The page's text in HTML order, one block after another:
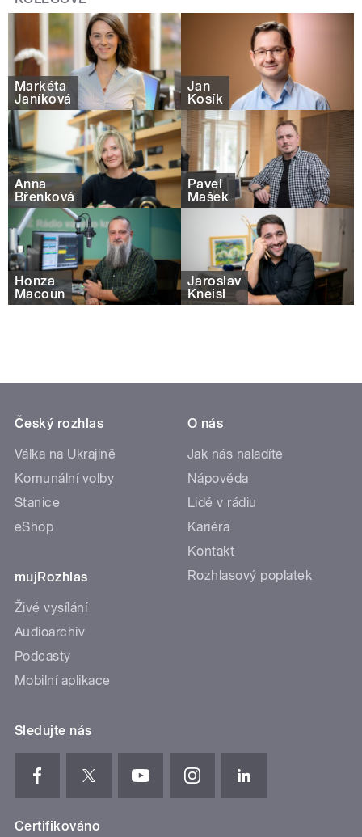
Markéta
Janíková
Jan
Kosík
Anna
Břenková
Pavel
Mašek
Honza
Macoun
Jaroslav
Kneisl
Český rozhlas
Válka na Ukrajině
Komunální volby
Stanice
eShop
mujRozhlas
Živé vysílání
Audioarchiv
Podcasty
Mobilní aplikace
O nás
Jak nás naladíte
Nápověda
Lidé v rádiu
Kariéra
Kontakt
Rozhlasový poplatek
Sledujte nás
Certifikováno